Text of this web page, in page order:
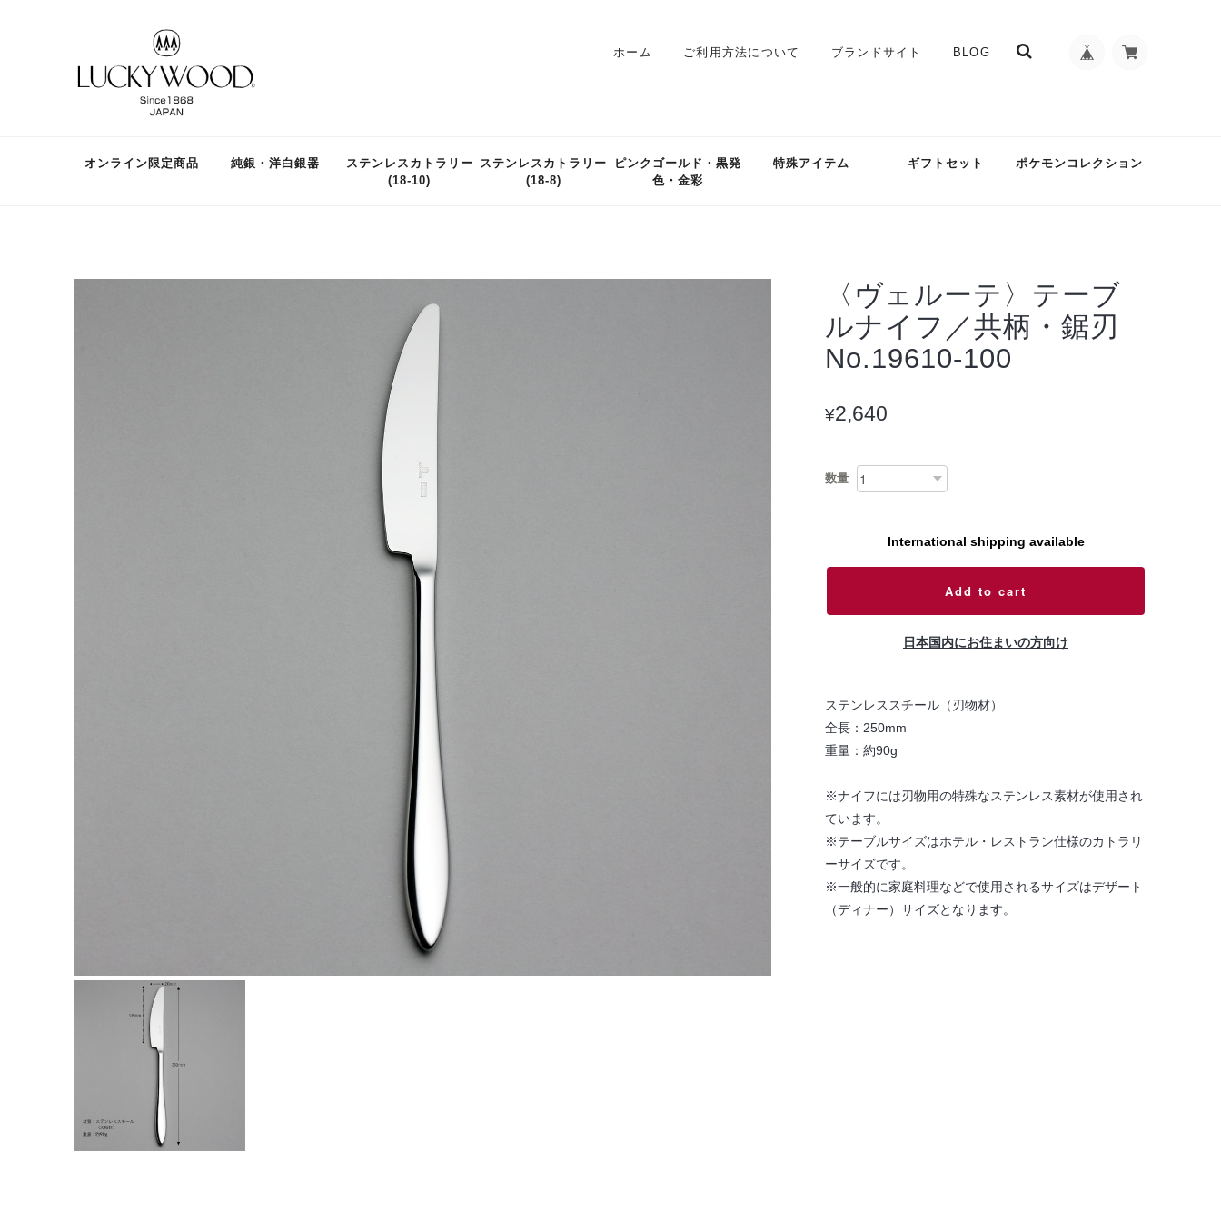
ホーム ご利用方法について ブランドサイト BLOG
オンライン限定商品 純銀・洋白銀器
ステンレスカトラリー
(18-10)
ステンレスカトラリー
(18-8)
ピンクゴールド・黒発
色・金彩
特殊アイテム ギフトセット ポケモンコレクション
〈ヴェルーテ〉テーブ
ルナイフ／共柄・鋸刃
No.19610-100
¥2,640
数量
International shipping available
Add to cart
日本国内にお住まいの方向け
ステンレススチール（刃物材）
全長：250mm
重量：約90g
※ナイフには刃物用の特殊なステンレス素材が使用され
ています。
※テーブルサイズはホテル・レストラン仕様のカトラリ
ーサイズです。
※一般的に家庭料理などで使用されるサイズはデザート
（ディナー）サイズとなります。